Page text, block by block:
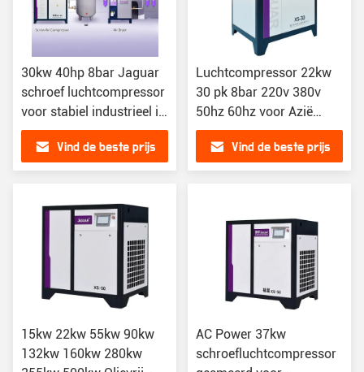
30kw 40hp 8bar Jaguar
schroef luchtcompressor
voor stabiel industrieel in
Azië en Afrika
Vind de beste prijs
Luchtcompressor 22kw
30 pk 8bar 220v 380v
50hz 60hz voor Azië
Afrika Amerika
IndustrieelVind de beste prijs
15kw 22kw 55kw 90kw
132kw 160kw 280kw
AC Power 37kw
schroefluchtcompressor